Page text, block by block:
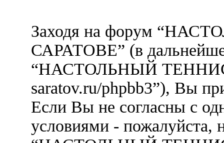
Заходя на форум
САРАТОВЕ” (в
“НАСТОЛЬНЫЙ ТЕННИС
saratov.ru/phpbb3”), Вы
Если Вы не согласны с
условиями - пожалуйста,